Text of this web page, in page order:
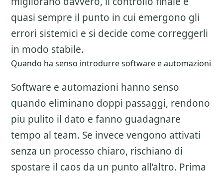
quasi sempre il punto in cui emergono gli
errori sistemici e si decide come correggerli
in modo stabile.
Quando ha senso introdurre software e automazioni
Software e automazioni hanno senso
quando eliminano doppi passaggi, rendono
piu pulito il dato e fanno guadagnare
tempo al team. Se invece vengono attivati
senza un processo chiaro, rischiano di
spostare il caos da un punto all’altro. Prima